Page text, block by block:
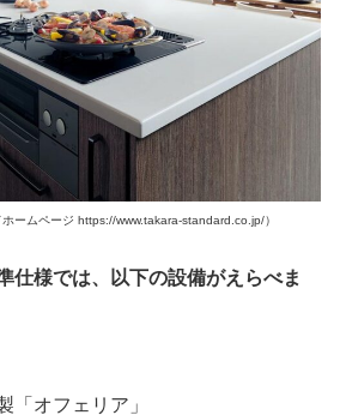
ホームページ https://www.takara-standard.co.jp/）
仕様では、以下の設備がえらべま
「オフェリア」